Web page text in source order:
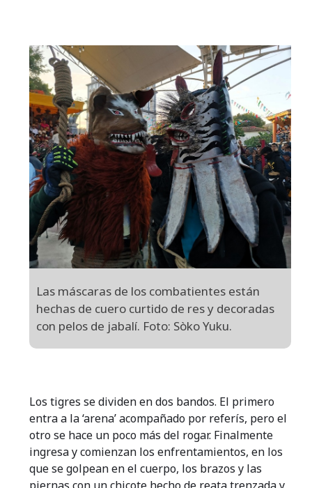
Las máscaras de los combatientes están
hechas de cuero curtido de res y decoradas
con pelos de jabalí. Foto: Sòko Yuku.
Los tigres se dividen en dos bandos. El primero
entra a la ‘arena’ acompañado por referís, pero el
otro se hace un poco más del rogar. Finalmente
ingresa y comienzan los enfrentamientos, en los
que se golpean en el cuerpo, los brazos y las